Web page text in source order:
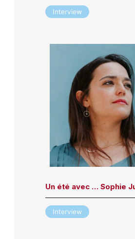
Interview
Un été avec … Sophie
Interview